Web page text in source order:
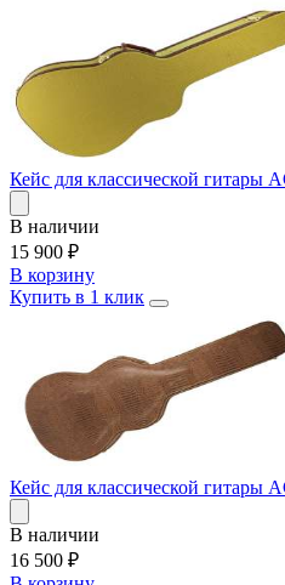
Кейс для классической гитары
В наличии
15 900 ₽
В корзину
Купить в 1 клик
Кейс для классической гитары
В наличии
16 500 ₽